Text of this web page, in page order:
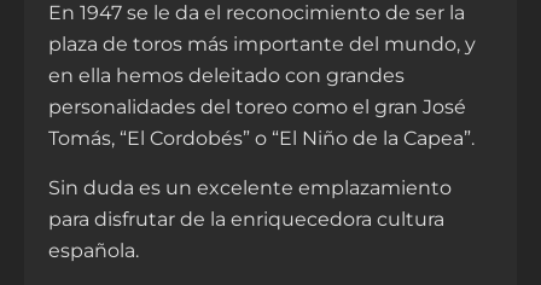
En 1947 se le da el reconocimiento de ser la
plaza de toros más importante del mundo, y
en ella hemos deleitado con grandes
personalidades del toreo como el gran José
Tomás, “El Cordobés” o “El Niño de la Capea”.
Sin duda es un excelente emplazamiento
para disfrutar de la enriquecedora cultura
española.